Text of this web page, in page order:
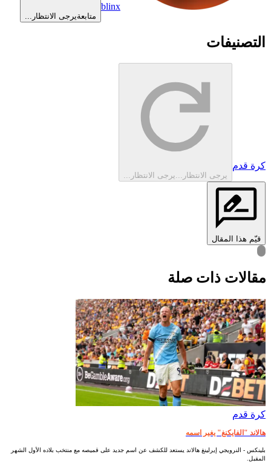
blinx
متابعةيرجى الانتظار...
التصنيفات
كرة قدم
يرجى الانتظار...يرجى الانتظار...
قيّم هذا المقال
مقالات ذات صلة
كرة قدم
هالاند "الفايكنغ" يغير اسمه
بلينكس - النرويجي إيرلينغ هالاند يستعد للكشف عن اسم جديد على قميصه مع منتخب بلاده الأول الشهر
المقبل.